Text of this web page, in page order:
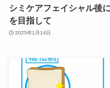
シミケアフェイシャル後
を目指して
2025年1月14日